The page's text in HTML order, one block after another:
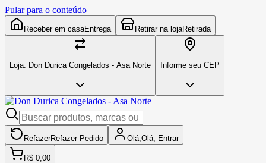
Pular para o conteúdo
Receber em casaEntrega Retirar na lojaRetirada
Loja: Don Durica Congelados - Asa Norte Informe seu CEP
RefazerRefazer Pedido Olá, Olá, Entrar
R$ 0,00